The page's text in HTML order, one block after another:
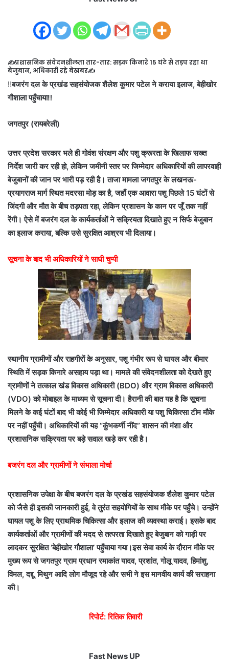
✍️प्रशासनिक संवेदनशीलता तार-तार: सड़क किनारे 15 घंटे से तड़प रहा था
बेजुबान, अधिकारी रहे बेखबर✍️
​‼️बजरंग दल के प्रखंड सहसंयोजक शैलेश कुमार पटेल ने कराया इलाज, बेहीखोर
गौशाला पहुँचाया‼️
जगतपुर (रायबरेली)
उत्तर प्रदेश सरकार भले ही गोवंश संरक्षण और पशु क्रूरता के खिलाफ सख्त
निर्देश जारी कर रही हो, लेकिन जमीनी स्तर पर जिम्मेदार अधिकारियों की लापरवाही
बेजुबानों की जान पर भारी पड़ रही है। ताजा मामला जगतपुर के लखनऊ-
प्रयागराज मार्ग स्थित मदरसा मोड़ का है, जहाँ एक आवारा पशु पिछले 15 घंटों से
जिंदगी और मौत के बीच तड़पता रहा, लेकिन प्रशासन के कान पर जूँ तक नहीं
रेंगी। ऐसे में बजरंग दल के कार्यकर्ताओं ने सक्रियता दिखाते हुए न सिर्फ बेजुबान
का इलाज कराया, बल्कि उसे सुरक्षित आश्रय भी दिलाया।
सूचना के बाद भी अधिकारियों ने साधी चुप्पी
स्थानीय ग्रामीणों और राहगीरों के अनुसार, पशु गंभीर रूप से घायल और बीमार
स्थिति में सड़क किनारे असहाय पड़ा था। मामले की संवेदनशीलता को देखते हुए
ग्रामीणों ने तत्काल खंड विकास अधिकारी (BDO) और ग्राम विकास अधिकारी
(VDO) को मोबाइल के माध्यम से सूचना दी। हैरानी की बात यह है कि सूचना
मिलने के कई घंटों बाद भी कोई भी जिम्मेदार अधिकारी या पशु चिकित्सा टीम मौके
पर नहीं पहुँची। अधिकारियों की यह “कुंभकर्णी नींद” शासन की मंशा और
प्रशासनिक सक्रियता पर बड़े सवाल खड़े कर रही है।
​बजरंग दल और ग्रामीणों ने संभाला मोर्चा
प्रशासनिक उपेक्षा के बीच बजरंग दल के प्रखंड सहसंयोजक शैलेश कुमार पटेल
को जैसे ही इसकी जानकारी हुई, वे तुरंत सहयोगियों के साथ मौके पर पहुँचे। उन्होंने
घायल पशु के लिए प्राथमिक चिकित्सा और इलाज की व्यवस्था कराई। इसके बाद
कार्यकर्ताओं और ग्रामीणों की मदद से तत्परता दिखाते हुए बेजुबान को गाड़ी पर
लादकर सुरक्षित ‘बेहीखोर गौशाला’ पहुँचाया गया।इस सेवा कार्य के दौरान मौके पर
मुख्य रूप से जगतपुर ग्राम प्रधान रमाकांत यादव, प्रशांत, गोलू यादव, हिमांशु,
विमल, दद्दू, मिथुन आदि लोग मौजूद रहे और सभी ने इस मानवीय कार्य की सराहना
की।
​रिपोर्ट: रितिक तिवारी
Fast News UP